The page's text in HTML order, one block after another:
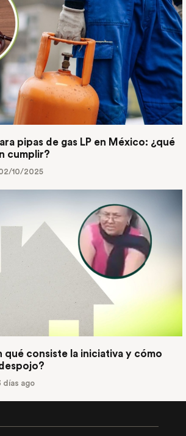
pipas de gas LP en México: ¿qué
cumplir?
10/2025
qué consiste la iniciativa y cómo
días ago